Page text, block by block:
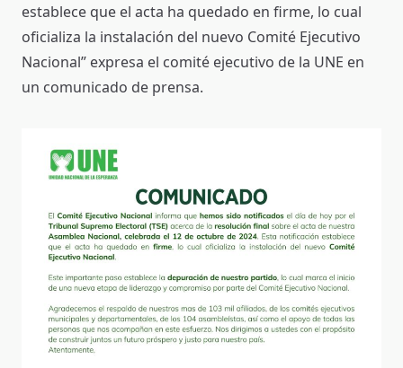
establece que el acta ha quedado en firme, lo cual
oficializa la instalación del nuevo Comité Ejecutivo
Nacional” expresa el comité ejecutivo de la UNE en
un comunicado de prensa.